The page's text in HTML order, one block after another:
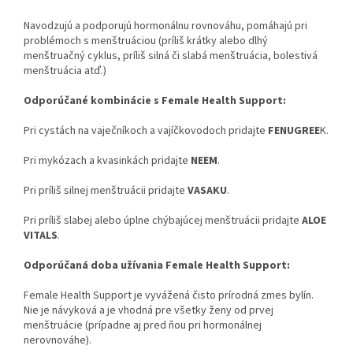
Navodzujú a podporujú hormonálnu rovnováhu, pomáhajú pri
problémoch s menštruáciou (príliš krátky alebo dlhý
menštruačný cyklus, príliš silná či slabá menštruácia, bolestivá
menštruácia atď.)
Odporúčané kombinácie s Female Health Support:
Pri cystách na vaječníkoch a vajíčkovodoch pridajte FENUGREEK.
Pri mykózach a kvasinkách pridajte NEEM.
Pri príliš silnej menštruácii pridajte VASAKU.
Pri príliš slabej alebo úplne chýbajúcej menštruácii pridajte ALOE
VITALS.
Odporúčaná doba užívania Female Health Support:
Female Health Support je vyvážená čisto prírodná zmes bylín.
Nie je návyková a je vhodná pre všetky ženy od prvej
menštruácie (prípadne aj pred ňou pri hormonálnej
nerovnováhe).